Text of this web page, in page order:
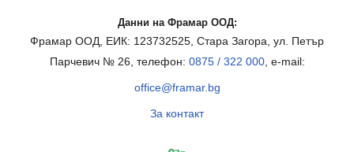
Данни на Фрамар ООД:
Фрамар ООД, ЕИК: 123732525, Стара Загора, ул. Петър
Парчевич № 26, телефон: 0875 / 322 000, e-mail:
office@framar.bg
За контакт